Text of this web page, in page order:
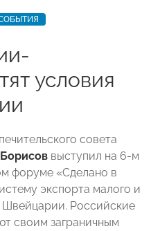
условия
совета
выступил на 6-м
форуме «Сделано в
экспорта малого и
Швейцарии. Российские
своим заграничным